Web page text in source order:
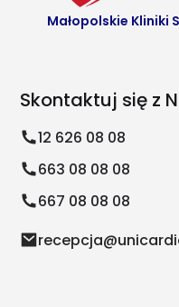
Małopolskie Kliniki
Skontaktuj się z
12 626 08 08
663 08 08 08
667 08 08 08